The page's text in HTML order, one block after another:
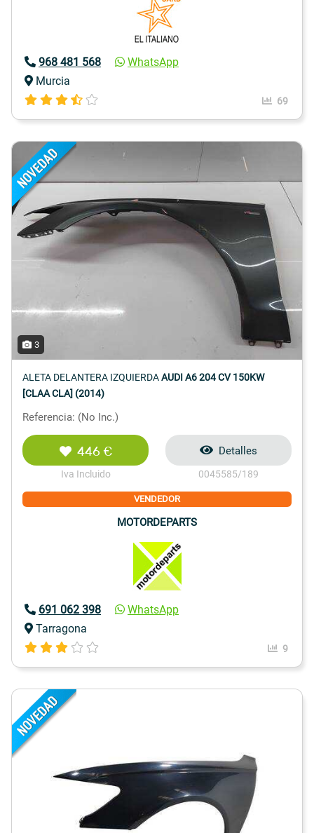
968 481 568
WhatsApp
Murcia
69
3
ALETA DELANTERA IZQUIERDAAUDI A6 204 CV 150KW
[CLAA CLA] (2014)
Referencia: (No Inc.)
446 €
Iva Incluido
Detalles
0045585/189
VENDEDOR
MOTORDEPARTS
691 062 398
WhatsApp
Tarragona
9